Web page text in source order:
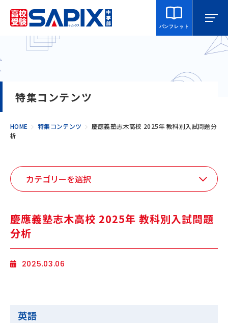
パンフレット
入室をご検討の方へ
合格・進学実績
海外生・帰国生
特集コンテンツ
HOME 特集コンテンツ
慶應義塾志木高校 2025年 教科別入試問題分
析
慶應義塾志木高校 2025年 教科別入試問題
分析
2025.03.06
英語